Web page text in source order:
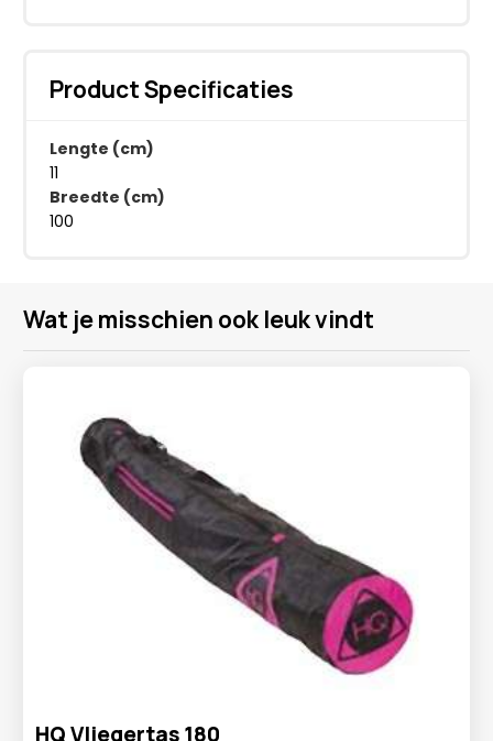
Product Specificaties
Lengte (cm)
11
Breedte (cm)
100
Wat je misschien ook leuk vindt
HQ Vliegertas 180